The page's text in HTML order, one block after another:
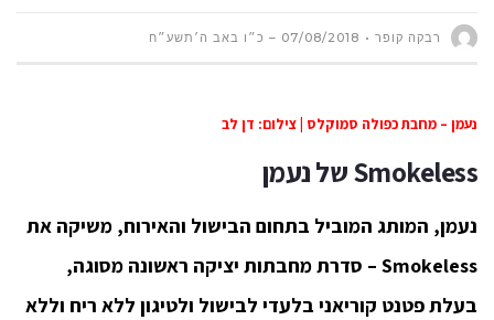
רבקה קופר 07/08/2018 – כ״ו באב ה׳תשע״ח
נעמן – מחבת כפולה סמוקלס | צילום: דן לב
Smokelessשל נעמן
נעמן, המותג המוביל בתחום הבישול והאירוח, משיקה את
Smokeless – סדרת מחבתות יציקה ראשונה מסוגה,
בעלת פטנט קוריאני בלעדי לבישול ולטיגון ללא ריח וללא